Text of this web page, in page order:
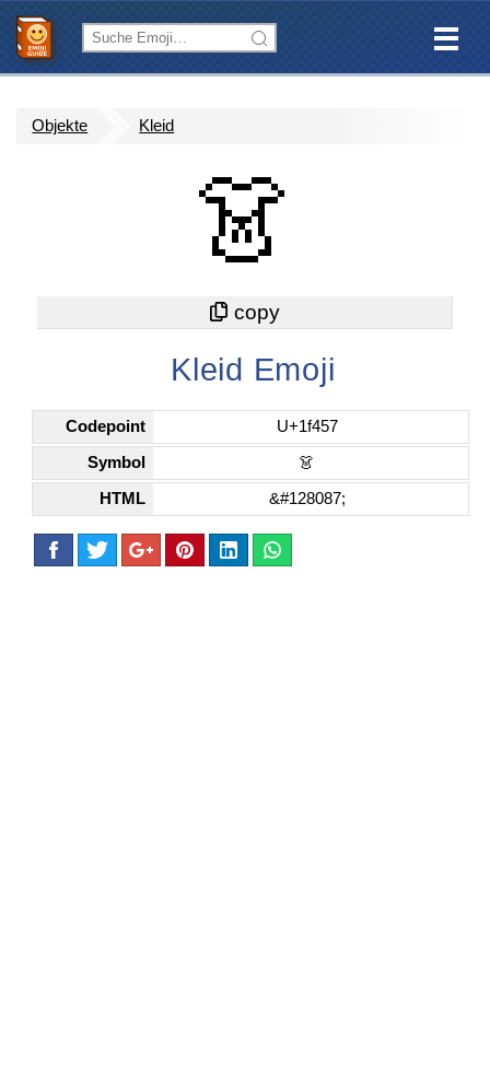
Objekte Kleid
👗
Kleid Emoji
Codepoint U+1f457
Symbol 👗
HTML &#128087;